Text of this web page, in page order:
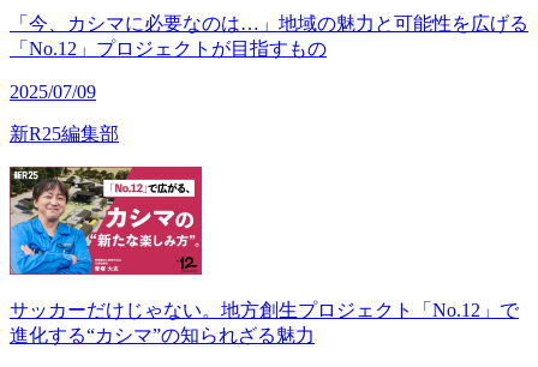
「今、カシマに必要なのは…」地域の魅力と可能性を広げる
「No.12」プロジェクトが目指すもの
2025/07/09
新R25編集部
サッカーだけじゃない。地方創生プロジェクト「No.12」で
進化する“カシマ”の知られざる魅力